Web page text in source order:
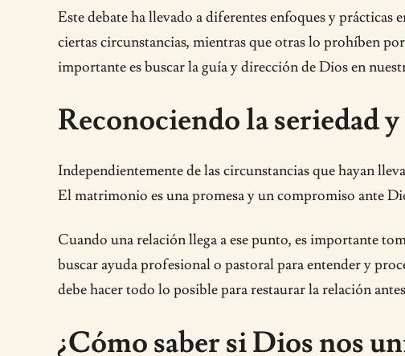
Este debate ha llevado a diferentes enfoques y
ciertas circunstancias, mientras que otras lo prohíben
importante es buscar la guía y dirección de Dios en
Reconociendo la seriedad
Independientemente de las circunstancias que hayan
El matrimonio es una promesa y un compromiso ante
Cuando una relación llega a ese punto, es importante
buscar ayuda profesional o pastoral para entender y
debe hacer todo lo posible para restaurar la relación
¿Cómo saber si Dios nos